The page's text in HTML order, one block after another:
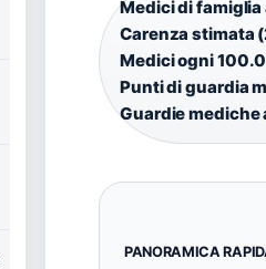
Medici di
Carenza stimata
Medici ogni
Punti di guardia
Guardie
PANORAMICA